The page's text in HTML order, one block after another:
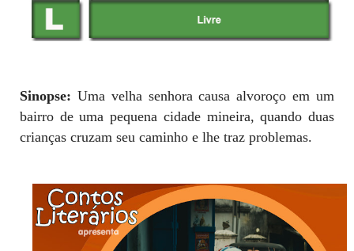
Sinopse: Uma velha senhora causa alvoroço em um
bairro de uma pequena cidade mineira, quando duas
crianças cruzam seu caminho e lhe traz problemas.